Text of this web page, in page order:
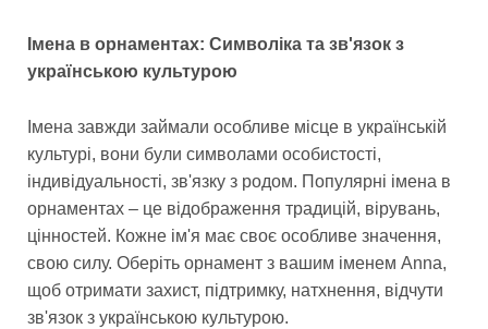
Імена в орнаментах: Символіка та зв'язок з
українською культурою
Імена завжди займали особливе місце в українській
культурі, вони були символами особистості,
індивідуальності, зв'язку з родом. Популярні імена в
орнаментах – це відображення традицій, вірувань,
цінностей. Кожне ім'я має своє особливе значення,
свою силу. Оберіть орнамент з вашим іменем Anna,
щоб отримати захист, підтримку, натхнення, відчути
зв'язок з українською культурою.